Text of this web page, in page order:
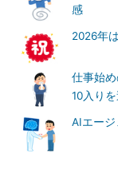
感
2026年
仕事始
10入り
AIエー